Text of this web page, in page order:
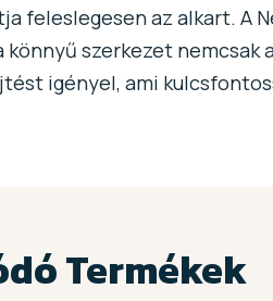
feleslegesen az alkart. A
szerkezet nemcsak
igényel, ami
Termékek